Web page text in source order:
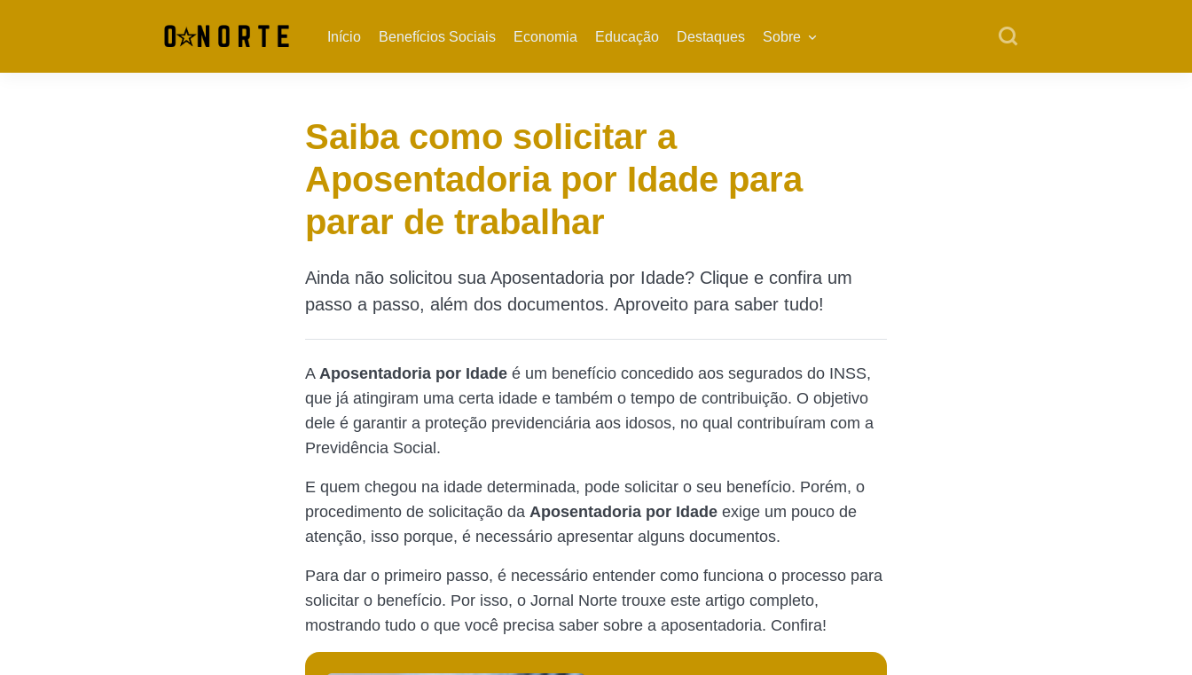
Início Benefícios Sociais Economia Educação Destaques Sobre
Saiba como solicitar a
Aposentadoria por Idade para
parar de trabalhar
Ainda não solicitou sua Aposentadoria por Idade? Clique e confira um
passo a passo, além dos documentos. Aproveito para saber tudo!
A Aposentadoria por Idade é um benefício concedido aos segurados do INSS,
que já atingiram uma certa idade e também o tempo de contribuição. O objetivo
dele é garantir a proteção previdenciária aos idosos, no qual contribuíram com a
Previdência Social.
E quem chegou na idade determinada, pode solicitar o seu benefício. Porém, o
procedimento de solicitação da Aposentadoria por Idade exige um pouco de
atenção, isso porque, é necessário apresentar alguns documentos.
Para dar o primeiro passo, é necessário entender como funciona o processo para
solicitar o benefício. Por isso, o Jornal Norte trouxe este artigo completo,
mostrando tudo o que você precisa saber sobre a aposentadoria. Confira!